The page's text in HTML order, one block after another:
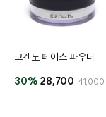
코겐도 페이스 파우더
30% 28,700 41,000